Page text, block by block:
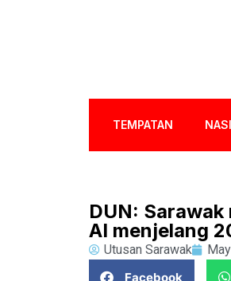
TEMPATAN
DUN:
AI menjelang
Utusan Sarawak
Facebook